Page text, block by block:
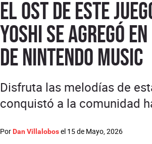
El OST de este
Yoshi se agregó
de Nintendo Music
Por Dan Villalobosel 15 de Mayo, 2026
Disfruta las melodías de
conquistó a la comunidad